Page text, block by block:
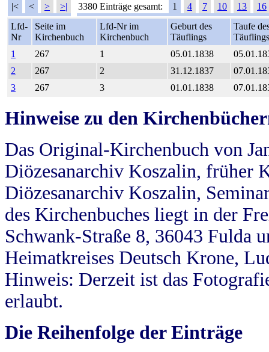
|< < > >| 3380 Einträge gesamt: 1 4 7 10 13
16
Lfd-
Nr
Seite im
Kirchenbuch
Lfd-Nr im
Kirchenbuch
Geburt des
Täuflings
Taufe
Täuflings
1
267 1 05.01.1838
2
267 2 31.12.1837
3
267 3 01.01.1838
Hinweise zu den
Das Original-Kirchenbuch von
Diözesanarchiv Koszalin, früher
Diözesanarchiv Koszalin,
des Kirchenbuches liegt in der
Schwank-Straße 8, 36043 Fulda
Heimatkreises Deutsch Krone,
Hinweis: Derzeit ist das
erlaubt.
Die Reihenfolge der Einträge